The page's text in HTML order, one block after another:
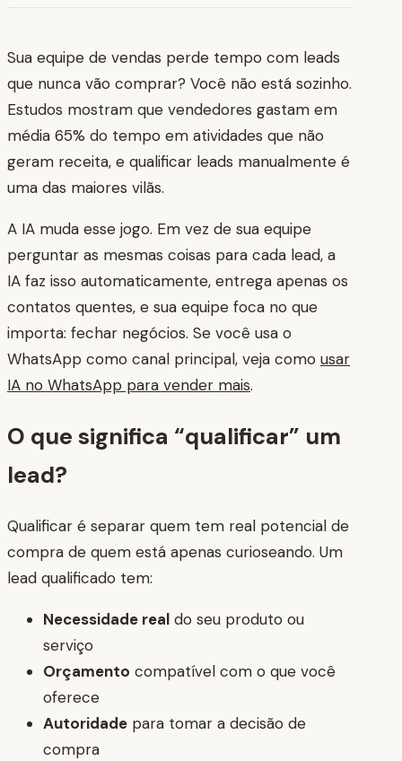
Sua equipe de vendas perde tempo com leads
que nunca vão comprar? Você não está sozinho.
Estudos mostram que vendedores gastam em
média 65% do tempo em atividades que não
geram receita, e qualificar leads manualmente é
uma das maiores vilãs.
A IA muda esse jogo. Em vez de sua equipe
perguntar as mesmas coisas para cada lead, a
IA faz isso automaticamente, entrega apenas os
contatos quentes, e sua equipe foca no que
importa: fechar negócios. Se você usa o
WhatsApp como canal principal, veja como usar
IA no WhatsApp para vender mais.
O que significa “qualificar” um
lead?
Qualificar é separar quem tem real potencial de
compra de quem está apenas curioseando. Um
lead qualificado tem:
Necessidade real do seu produto ou
serviço
Orçamento compatível com o que você
oferece
Autoridade para tomar a decisão de
compra